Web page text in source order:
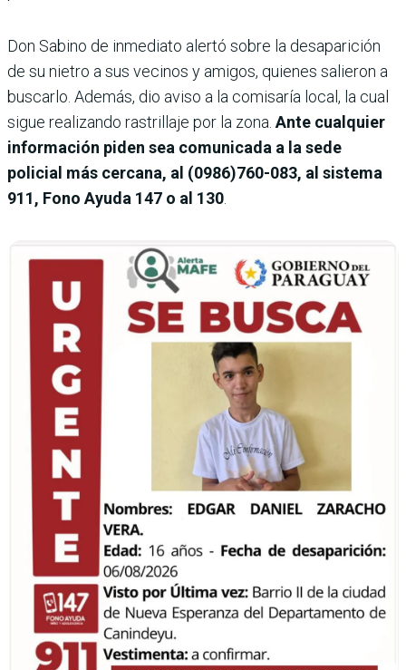
Don Sabino de inmediato alertó sobre la desaparición
de su nietro a sus vecinos y amigos, quienes salieron a
buscarlo. Además, dio aviso a la comisaría local, la cual
sigue realizando rastrillaje por la zona. Ante cualquier
información piden sea comunicada a la sede
policial más cercana, al (0986)760-083, al sistema
911, Fono Ayuda 147 o al 130.